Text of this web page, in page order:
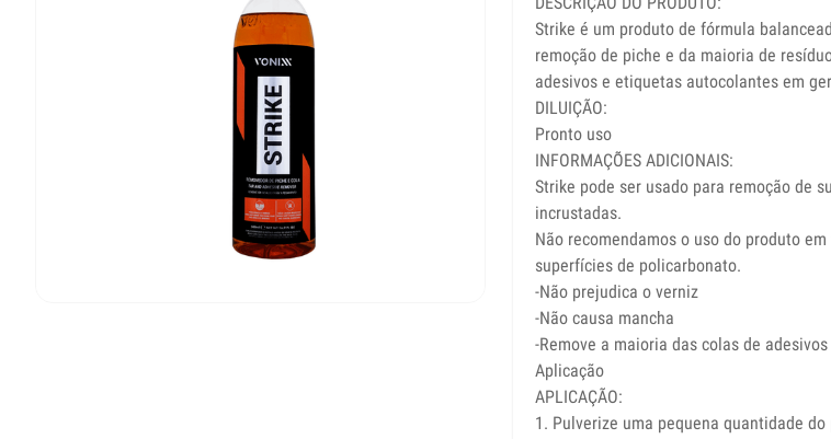
Strike é um produto de fórmula
remoção de piche e da maioria de
adesivos e etiquetas autocolantes em
DILUIÇÃO:
Pronto uso
INFORMAÇÕES ADICIONAIS:
Strike pode ser usado para remoção de
incrustadas.
Não recomendamos o uso do produto
superfícies de policarbonato.
-Não prejudica o verniz
-Não causa mancha
-Remove a maioria das colas de adesivos
Aplicação
APLICAÇÃO:
1. Pulverize uma pequena quantidade do